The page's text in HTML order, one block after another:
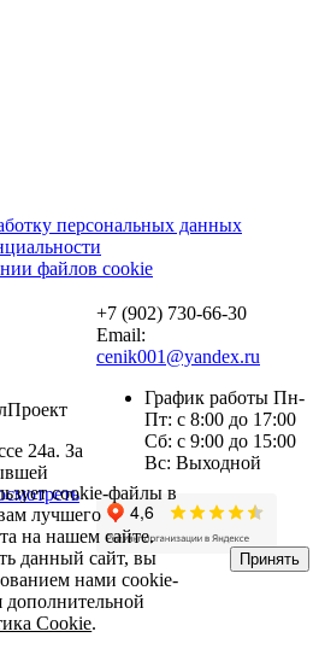
персональных данных
файлов cookie
24а. За
+7 (902) 730-66-30
Email:
cenik001@yandex.ru
График работы Пн-
Пт: с 8:00 до 17:00
Сб: с 9:00 до 15:00
Вс: Выходной
cookie-файлы в
лучшего
на нашем сайте.
данный сайт, вы
нами cookie-
Cookie.
Принять